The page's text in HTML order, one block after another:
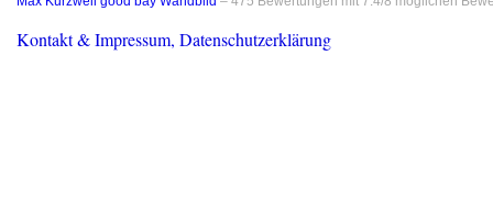
Kontakt & Impressum, Datenschutzerklärung